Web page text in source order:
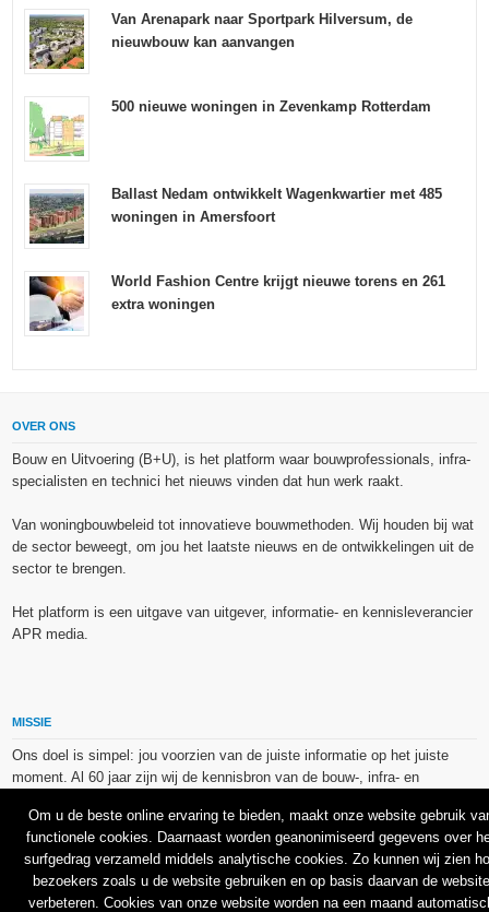
Van Arenapark naar Sportpark Hilversum, de
nieuwbouw kan aanvangen
500 nieuwe woningen in Zevenkamp Rotterdam
Ballast Nedam ontwikkelt Wagenkwartier met 485
woningen in Amersfoort
World Fashion Centre krijgt nieuwe torens en 261
extra woningen
OVER ONS
Bouw en Uitvoering (B+U), is het platform waar bouwprofessionals, infra-
specialisten en technici het nieuws vinden dat hun werk raakt.
Van woningbouwbeleid tot innovatieve bouwmethoden. Wij houden bij wat
de sector beweegt, om jou het laatste nieuws en de ontwikkelingen uit de
sector te brengen.
Het platform is een uitgave van uitgever, informatie- en kennisleverancier
APR media.
MISSIE
Ons doel is simpel: jou voorzien van de juiste informatie op het juiste
moment. Al 60 jaar zijn wij de kennisbron van de bouw-, infra- en
De op dit platform gebruikte afbeeldingen, illustraties en foto’s zijn ofwel
vrij van rechten verkregen via de bron van het betreffende bericht, of
binnen de aan APR media (groep) of BU media verschafte licentie(s) en
de daarmee verkregen rechten aangekocht bij Shutterstock en/of 123RF.
Om u de beste online ervaring te bieden, maakt onze website gebruik
functionele cookies. Daarnaast worden geanonimiseerd gegevens over
surfgedrag verzameld middels analytische cookies. Zo kunnen wij zien
bezoekers zoals u de website gebruiken en op basis daarvan de website
verbeteren. Cookies van onze website worden na een maand